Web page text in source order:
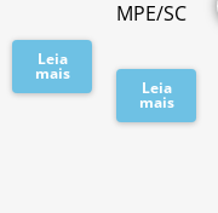
Leia
mais
MPE/SC
Leia
mais